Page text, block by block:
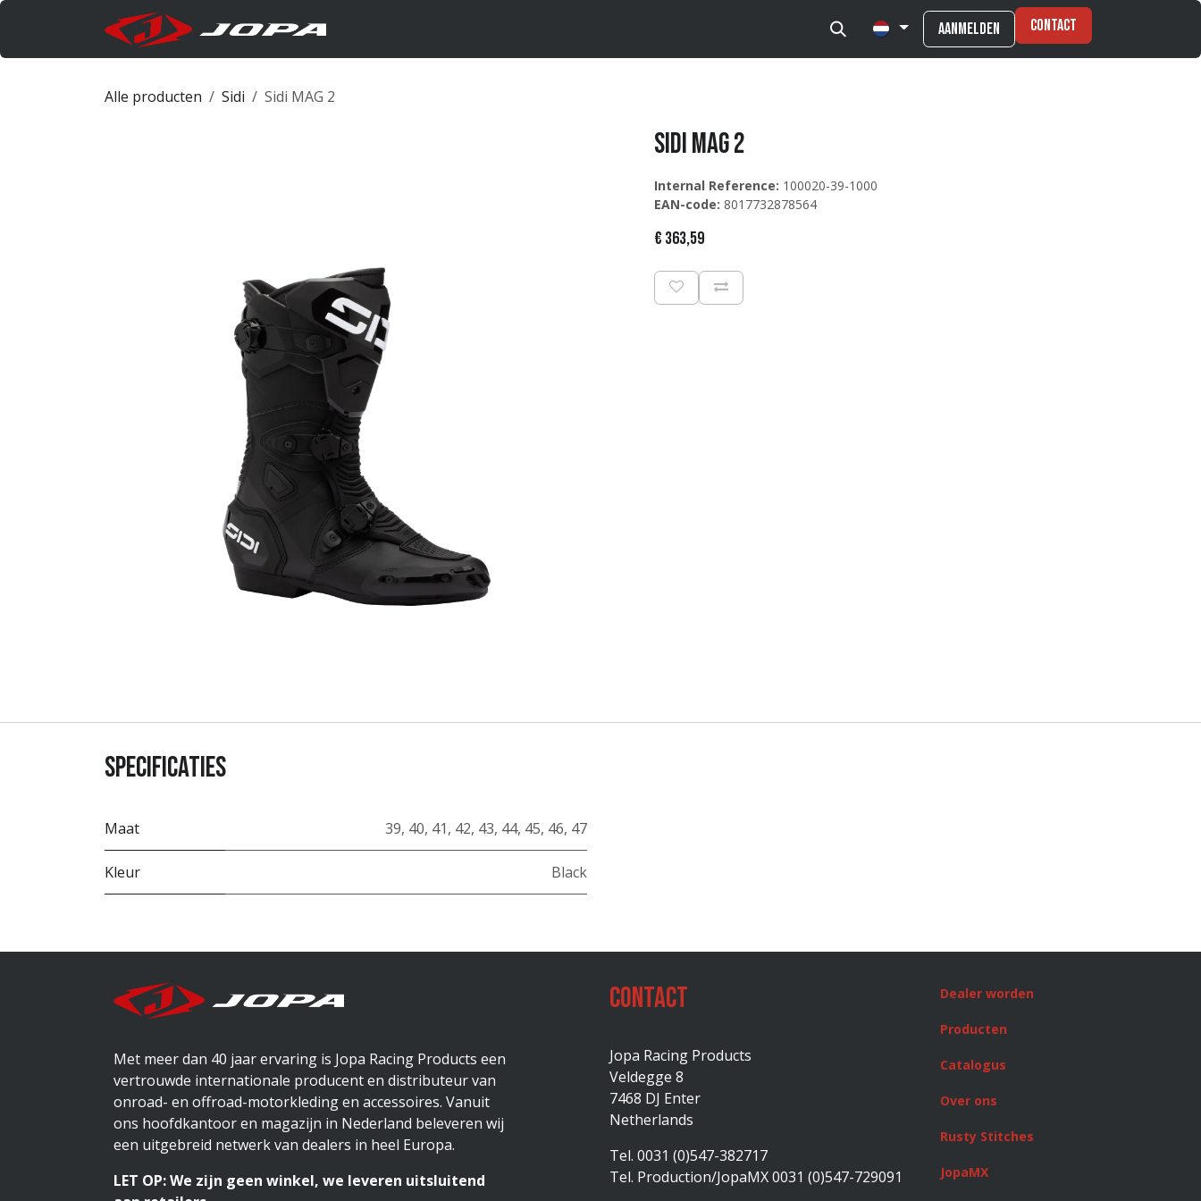
Overslaan naar inhoud
Aanmelden Contact
Alle producten Sidi Sidi MAG 2
Sidi MAG 2
Internal Reference: 100020-39-1000
EAN-code: 8017732878564
€ 363,59
Specificaties
Maat 39, 40, 41, 42, 43, 44, 45, 46, 47
Kleur Black
Met meer dan 40 jaar ervaring is Jopa Racing Products een
vertrouwde internationale producent en distributeur van
onroad- en offroad-motorkleding en accessoires. Vanuit
ons hoofdkantoor en magazijn in Nederland beleveren wij
een uitgebreid netwerk van dealers in heel Europa.
LET OP: We zijn geen winkel, we leveren uitsluitend
Contact
Jopa Racing Products
Veldegge 8
7468 DJ Enter
Netherlands
Tel. 0031 (0)547-382717
Tel. Production/JopaMX 0031 (0)547-729091
Dealer worden
Producten
Catalogus
Over ons
Rusty Stitches
JopaMX